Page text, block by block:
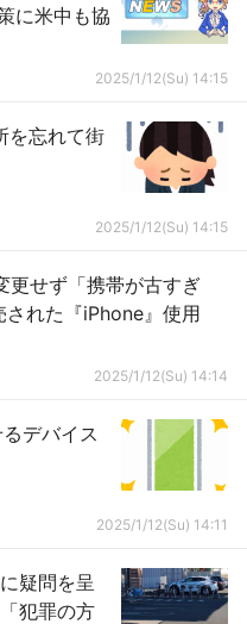
に米中も協
2025/1/12(Su) 14:15
を忘れて街
2025/1/12(Su) 14:15
更せず「携帯が古すぎ
れた『iPhone』使用
2025/1/12(Su) 14:14
デバイス
2025/1/12(Su) 14:11
疑問を呈
犯罪の方